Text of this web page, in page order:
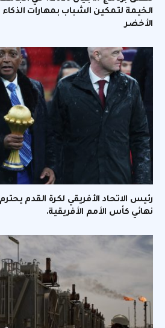
الخيمة لتمكين الشباب بمهارات
الأخضر
نهائي كأس الأمم الأفريقية.